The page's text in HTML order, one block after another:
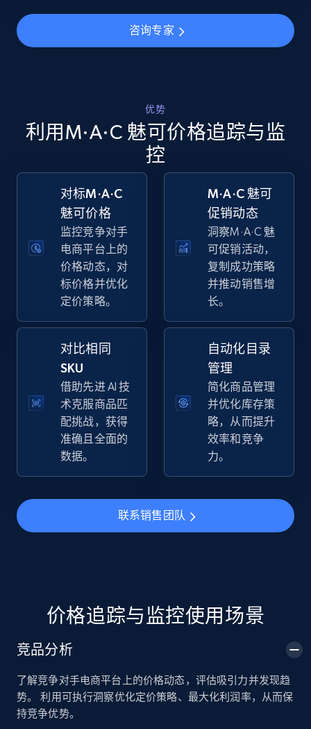
5.6K+ 875+ 立即开始
Walmart - products - Collects products by
specific keywords
URL, Final price, Sku, Currency, Gtin,
5.6K+ 立即开始
Walmart - products - Discover products by
using sku numbers
URL, Final price, Sku, Currency, Gtin,
Specifications, Image urls, Top reviews, and
more.
5.6K+ 875+ 立即开始
TikTok Shop
price, Final price, Discount percent, and more.
TikTok Shop - category
URL, Title, Available, Description, Currency, Initial
price, Final price, Discount percent, and more.
5.4K+ 667+ 立即开始
咨询专家
优势
利用M·A·C 魅可价格追踪与监
控
对标M·A·C
魅可价格
监控竞争对手
电商平台上的
价格动态，对
标价格并优化
定价策略。
M·A·C 魅可
促销动态
洞察M·A·C 魅
可促销活动，
复制成功策略
并推动销售增
长。
对比相同
SKU
借助先进 AI 技
术克服商品匹
配挑战，获得
准确且全面的
数据。
自动化目录
管理
简化商品管理
并优化库存策
略，从而提升
效率和竞争
力。
联系销售团队
价格追踪与监控使用场景
竞品分析
了解竞争对手电商平台上的价格动态，评估吸引力并发现趋
势。 利用可执行洞察优化定价策略、最大化利润率，从而保
持竞争优势。